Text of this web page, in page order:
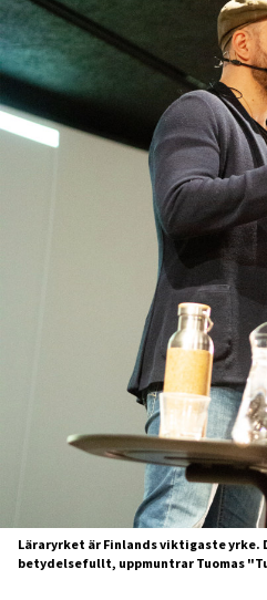
Läraryrket är Finlands viktigaste yrke.
betydelsefullt, uppmuntrar Tuomas